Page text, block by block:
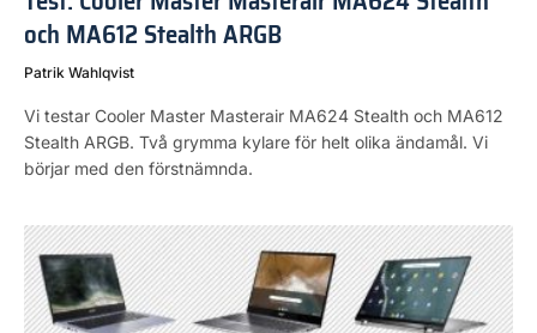
och MA612 Stealth ARGB
Patrik Wahlqvist
Vi testar Cooler Master Masterair MA624 Stealth och MA612
Stealth ARGB. Två grymma kylare för helt olika ändamål. Vi
börjar med den förstnämnda.